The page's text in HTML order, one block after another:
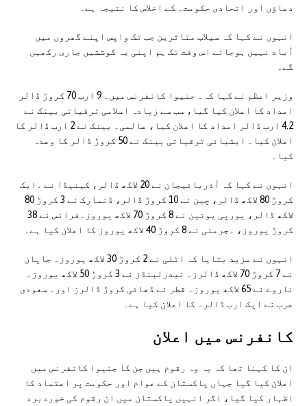
دعاؤں اور اتحادی حکومت۔ کے اخلاص کا نتیجہ ہے۔
انہوں نے کہا کہ سیلاب متاثرین جب تک واپس اپنے گھروں میں
آباد نہیں ہوجاتے اس وقت تک ہم اپنی یہ کوششیں جاری رکھیں
گے۔
وزیر اعظم نے کہا کہ۔ جنیوا کانفرنس میں۔ 9 ارب 70 کروڑ ڈالر
امداد کا اعلان کیا گیا، سب سے زیادہ اسلامی ترقیاتی بینک نے
4.2 ارب ڈالر امداد کا اعلان کیا، عالمی۔ بینک نے 2 ارب ڈالر کا
اعلان کیا۔ ایشیائی ترقیاتی بینک نے 50 کروڑ ڈالر کا وعدہ
کیا۔
انہوں نے کہا کہ آذربائیجان نے 20 لاکھ ڈالر، کینیڈا نے ۔ایک
کروڑ 80 لاکھ ڈالر، چین نے 10 کروڑ ڈالر، ڈنمارک نے 3 کروڑ 80
لاکھ ڈالر، یورپی یونین نے 8 کروڑ 70 لاکھ یوروز۔فرانس نے 38
کروڑ یوروز، ۔جرمنی نے 8 کروڑ 40 لاکھ یوروز کا اعلان کیا ہے۔
انہوں نے مزید بتایا کہ اٹلی نے 2 کروڑ 30 لاکھ یوروز۔ جاپان
نے 7 کروڑ 70 لاکھ ڈالرز۔ نیدرلینڈز نے 3 کروڑ 50 لاکھ یوروز۔
ناروے نے 65 لاکھ یوروز۔ قطر نے ڈھائی کروڑ ڈالرز اور۔ سعودی
عرب نے ایک ارب ڈالر۔ کا اعلان کیا ہے۔
کانفرنس میں اعلان
ان کا کہنا تھا کہ یہ وہ رقوم ہیں جن کا جنیوا کانفرنس میں
اعلان کیا گیا جہاں پاکستان کے عوام اور حکومت پر اعتماد کا
اظہار کیا گیا، اگر انہیں پاکستان میں ان رقوم کی خوردبرد